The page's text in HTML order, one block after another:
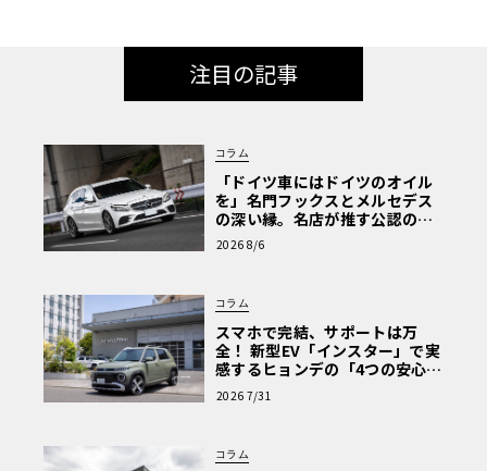
注目の記事
コラム
「ドイツ車にはドイツのオイル
を」名門フックスとメルセデス
の深い縁。名店が推す公認の安
心と、Cクラスで味わうシルキー
な走り〈PR〉
2026 8/6
コラム
スマホで完結、サポートは万
全！ 新型EV「インスター」で実
感するヒョンデの「4つの安心」
【第1回・ヒョンデ6つの疑問：
Why? Hyundai?】〈PR〉
2026 7/31
コラム